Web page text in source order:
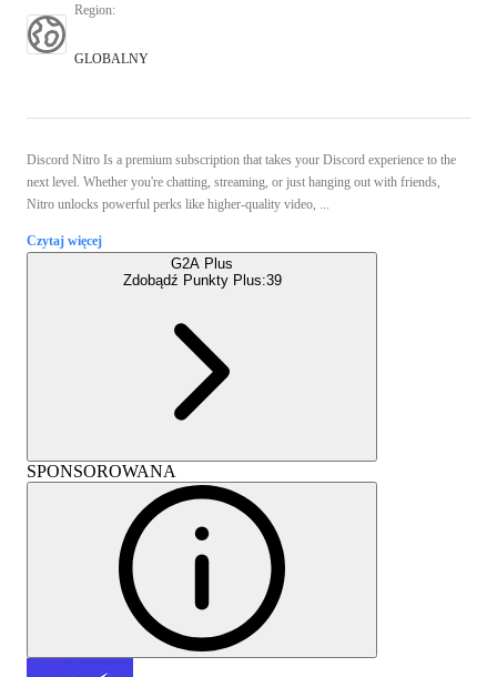
Region:
GLOBALNY
Discord Nitro Is a premium subscription that takes your Discord experience to the
next level. Whether you're chatting, streaming, or just hanging out with friends,
Nitro unlocks powerful perks like higher-quality video, ...
Czytaj więcej
G2A Plus
Zdobądź Punkty Plus:39
SPONSOROWANA